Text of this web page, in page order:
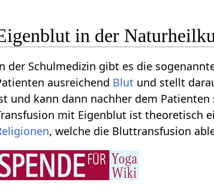
in der
der Schulmedizin gibt es die
ausreichend Blut und stellt
und kann dann nachher dem
mit Eigenblut ist theoretisch
, welche die Bluttransfusion